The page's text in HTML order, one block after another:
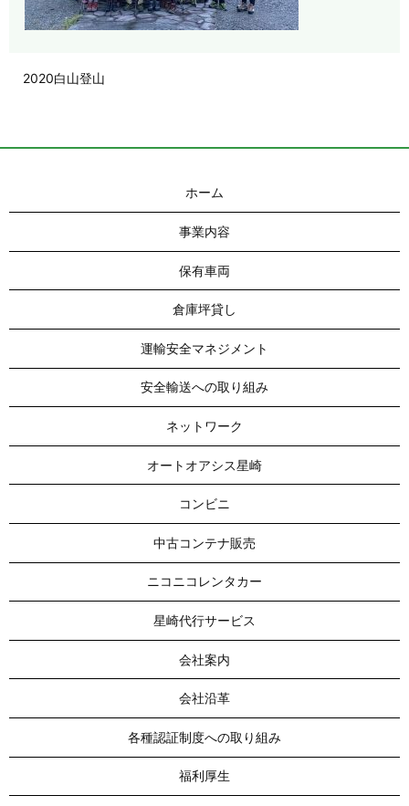
2020白山登山
ホーム
事業内容
保有車両
倉庫坪貸し
運輸安全マネジメント
安全輸送への取り組み
ネットワーク
オートオアシス星崎
コンビニ
中古コンテナ販売
ニコニコレンタカー
星崎代行サービス
会社案内
会社沿革
各種認証制度への取り組み
福利厚生